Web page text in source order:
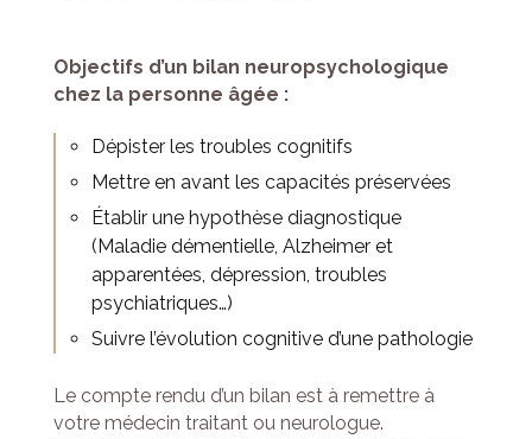
Objectifs d’un bilan neuropsychologique
chez la personne âgée :
Dépister les troubles cognitifs
Mettre en avant les capacités préservées
Établir une hypothèse diagnostique
(Maladie démentielle, Alzheimer et
apparentées, dépression, troubles
psychiatriques…)
Suivre l’évolution cognitive d’une pathologie
Le compte rendu d’un bilan est à remettre à
votre médecin traitant ou neurologue.